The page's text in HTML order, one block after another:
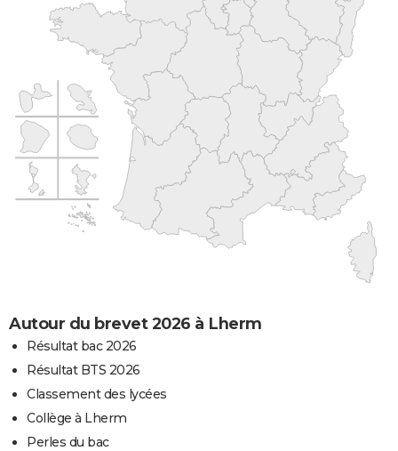
Autour du brevet 2026 à Lherm
Résultat bac 2026
Résultat BTS 2026
Classement des lycées
Collège à Lherm
Perles du bac